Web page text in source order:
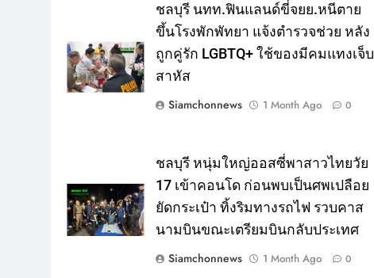
ชลบุรี นทท.ฟินแลนด์ขี่จยย.หนีตาย
ขึ้นโรงพักพัทยา แจ้งตำรวจช่วย หลัง
ถูกคู่รัก LGBTQ+ ใช้ของมีคมแทงเจ็บ
สาหัส
Siamchonnews
1 Month Ago 0
ชลบุรี หนุ่มใหญ่ออสซี่พาสาวไทยวัย
17 เข้าคอนโด ก่อนพบเป็นศพเปลือย
ยัดกระเป๋า ทิ้งริมทางรถไฟ รวบคาส
นามบินขณะเตรียมบินกลับประเทศ
Siamchonnews
1 Month Ago 0